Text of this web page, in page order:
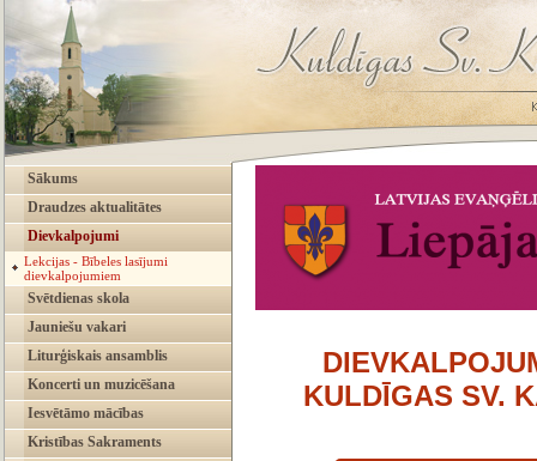
Sākums
Draudzes aktualitātes
Dievkalpojumi
Lekcijas - Bībeles lasījumi
dievkalpojumiem
Svētdienas skola
Jauniešu vakari
Liturģiskais ansamblis
Koncerti un muzicēšana
Iesvētāmo mācības
Kristības Sakraments
KULDĪGAS SV.